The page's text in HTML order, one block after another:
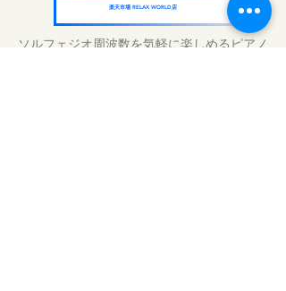
楽天市場 RELAX WORLD店
ソルフェジオ周波数を気軽に楽しめるピアノ